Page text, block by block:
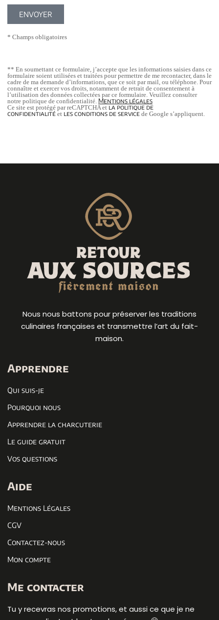
ENVOYER
* Champs obligatoires
** En soumettant ce formulaire, j’accepte que les informations saisies dans ce
formulaire soient utilisées et traitées pour permettre de me recontacter, dans le
cadre de ma demande d’informations, que ce soit par mail, ou téléphone. Pour
connaître et exercer vos droits, notamment de retrait de consentement à
l’utilisation des données collectées par ce formulaire. Veuillez consulter
notre politique de confidentialité. Mentions légales
Ce site est protégé par reCAPTCHA et la politique de
confidentialité et les conditions de service de Google s’appliquent.
Nous nous battons pour préserver les traditions
culinaires françaises et transmettre l’art du fait-
maison.
Apprendre
Qui suis-je
Pourquoi nous
Apprendre la charcuterie
Le guide gratuit
Vos questions
Aide
Mentions Légales
CGV
Contactez-nous
Mon compte
Me contacter
Tu y recevras nos promotions, et aussi ce que je ne